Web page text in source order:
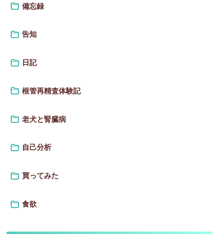
備忘録
告知
日記
根管再精査体験記
老犬と腎臓病
自己分析
買ってみた
食欲